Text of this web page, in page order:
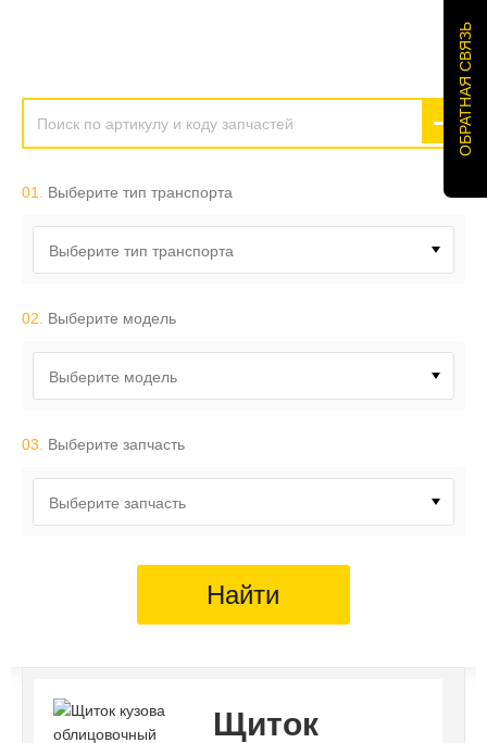
01. Выберите тип транспорта
Выберите тип транспорта
02. Выберите модель
Выберите модель
03. Выберите запчасть
Выберите запчасть
Найти
Щиток
ОБРАТНАЯ СВЯЗЬ